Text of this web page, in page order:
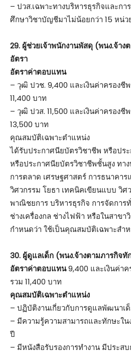
– ปวส.เฉพาะทางบริหารธุรกิจและก
ศึกษาวิชาบัญชีมาไม่น้อยกว่า 15 หน่ว
29. ผู้ช่วยเจ้าพนักงานพัสดุ (พนง.จ้าง
อัตรา
อัตราค่าตอบแทน
– วุฒิ ปวช. 9,400 และเงินค่าครองชี
11,400 บาท
– วุฒิ ปวส. 11,500 และเงินค่าครองชี
13,500 บาท
คุณสมบัติเฉพาะตำแหน่ง
ได้รับประกาศนียบัตรวิชาชีพ หรือปร
หรือประกาศนียบัตรวิชาชีพชั้นสูง ทา
การตลาด เศรษฐศาสตร์ การธนาคาร
วิศวกรรม โยธา เทคนิคเขียนแบบ วิศ
พาณิชยการ บริหารธุรกิจ การจัดการ
ช่างเครื่องกล ช่างไฟฟ้า หรือในสาขา
กำหนดว่า ใช้เป็นคุณสมบัติเฉพาะสำ
30. ผู้ดูแลเด็ก (พนง.จ้างตามภารกิจ
อัตราค่าตอบแทน9,400 และเงินค่า
รวม 11,400 บาท
คุณสมบัติเฉพาะตำแหน่ง
– ปฏิบัติงานเกี่ยวกับการดูแลพัฒนาเ
– มีความรู้ความสามารถและทักษะใ
ปี
– มีหนังสือรับรองการทำงาน มีประส